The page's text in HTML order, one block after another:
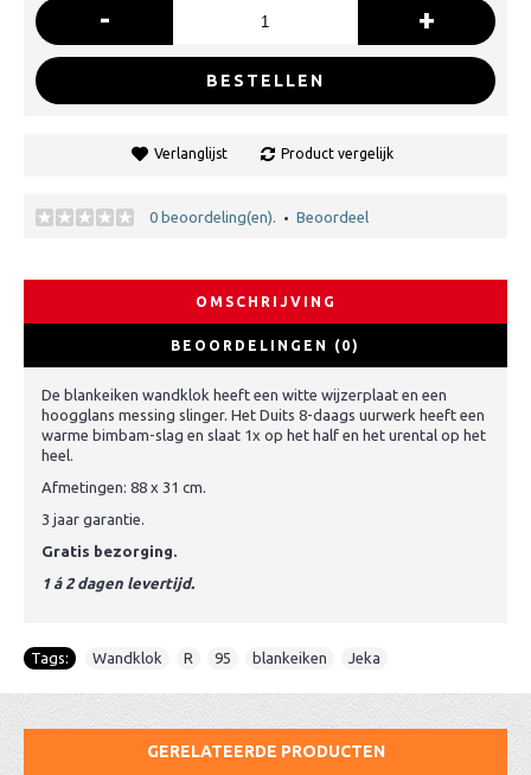
- +
BESTELLEN
Verlanglijst Product vergelijk
0 beoordeling(en). • Beoordeel
OMSCHRIJVING
BEOORDELINGEN (0)
De blankeiken wandklok heeft een witte wijzerplaat en een
hoogglans messing slinger. Het Duits 8-daags uurwerk heeft een
warme bimbam-slag en slaat 1x op het half en het urental op het
heel.
Afmetingen: 88 x 31 cm.
3 jaar garantie.
Gratis bezorging.
1 á 2 dagen levertijd.
Tags: Wandklok R 95 blankeiken Jeka
GERELATEERDE PRODUCTEN